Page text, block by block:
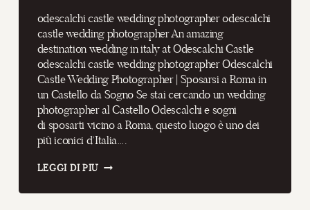
odescalchi castle wedding photographer odescalchi
castle wedding photographer An amazing
destination wedding in italy at Odescalchi Castle
odescalchi castle wedding photographer Odescalchi
Castle Wedding Photographer | Sposarsi a Roma in
un Castello da Sogno Se stai cercando un wedding
photographer al Castello Odescalchi e sogni
di sposarti vicino a Roma, questo luogo è uno dei
più iconici d’Italia….
LEGGI DI PIÙAN